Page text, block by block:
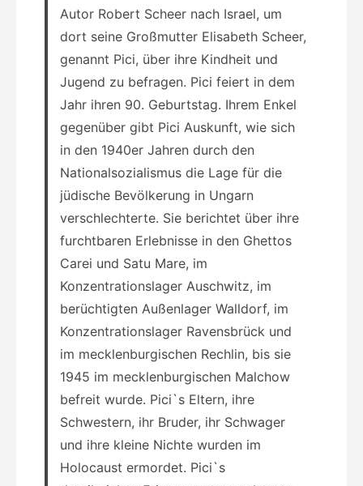
Autor Robert Scheer nach Israel, um
dort seine Großmutter Elisabeth Scheer,
genannt Pici, über ihre Kindheit und
Jugend zu befragen. Pici feiert in dem
Jahr ihren 90. Geburtstag. Ihrem Enkel
gegenüber gibt Pici Auskunft, wie sich
in den 1940er Jahren durch den
Nationalsozialismus die Lage für die
jüdische Bevölkerung in Ungarn
verschlechterte. Sie berichtet über ihre
furchtbaren Erlebnisse in den Ghettos
Carei und Satu Mare, im
Konzentrationslager Auschwitz, im
berüchtigten Außenlager Walldorf, im
Konzentrationslager Ravensbrück und
im mecklenburgischen Rechlin, bis sie
1945 im mecklenburgischen Malchow
befreit wurde. Pici`s Eltern, ihre
Schwestern, ihr Bruder, ihr Schwager
und ihre kleine Nichte wurden im
Holocaust ermordet. Pici`s